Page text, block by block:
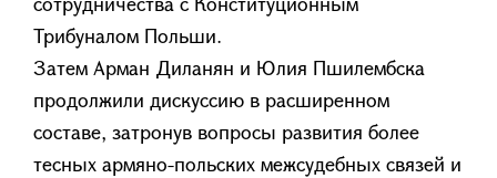
Трибуналом Польши.
Затем Арман Диланян и Юлия Пшилембска
продолжили дискуссию в расширенном
составе, затронув вопросы развития более
тесных армяно-польских межсудебных связей и